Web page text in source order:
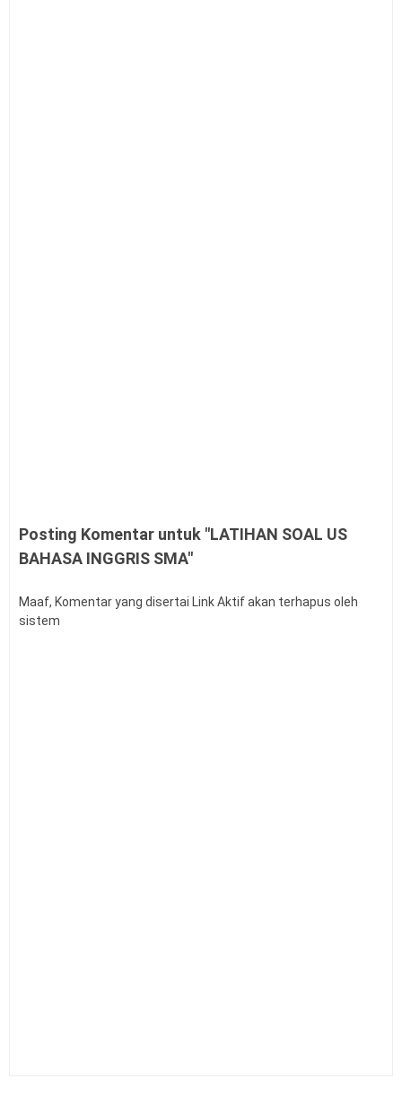
Posting Komentar untuk "LATIHAN SOAL US
BAHASA INGGRIS SMA"
Maaf, Komentar yang disertai Link Aktif akan terhapus oleh
sistem